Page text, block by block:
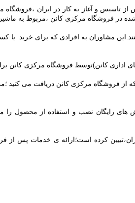
از تاسیس و آغاز به کار در ایران
در فروشگاه مرکزی کانن ،مربوط به
مشاوران به افرادی که برای خرید یا
کانن)توسط فروشگاه مرکزی کانن برای
که از فروشگاه مرکزی کانن دریافت می
رایگان نصب و استفاده از محصول را می
ایران،تبیین کرده است؛ارائه ی